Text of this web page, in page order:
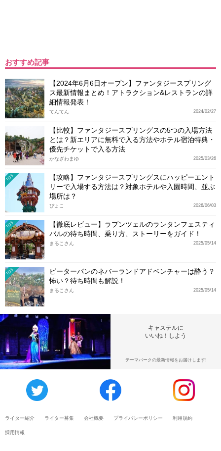
おすすめ記事
【2024年6月6日オープン】ファンタジースプリング
ス最新情報まとめ！アトラクション&レストランの詳
細情報発表！
2024/02/27
てんてん
【比較】ファンタジースプリングスの5つの入場方法
とは？新エリアに無料で入る方法やホテル宿泊特典・
優先チケットで入る方法
2025/03/26
かなざわまゆ
TDS
【攻略】ファンタジースプリングスにハッピーエント
リーで入場する方法は？対象ホテルや入園時間、並ぶ
場所は？
2026/06/03
ぴょこ
TDS
【徹底レビュー】ラプンツェルのランタンフェスティ
バルの待ち時間、乗り方、ストーリーをガイド！
2025/05/14
まるこさん
TDS
ピーターパンのネバーランドアドベンチャーは酔う？
怖い？待ち時間も解説！
2025/05/14
まるこさん
キャステルに
いいね！しよう
テーマパークの最新情報をお届けします!
ライター紹介 ライター募集 会社概要 プライバシーポリシー 利用規約
採用情報